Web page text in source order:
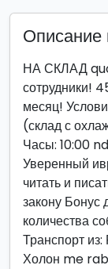
Описание
НА СКЛАД
сотрудники!
месяц!
(склад с
Часы: 10:00
Уверенный
читать и
закону Бонус
количества
Транспорт
Холон me